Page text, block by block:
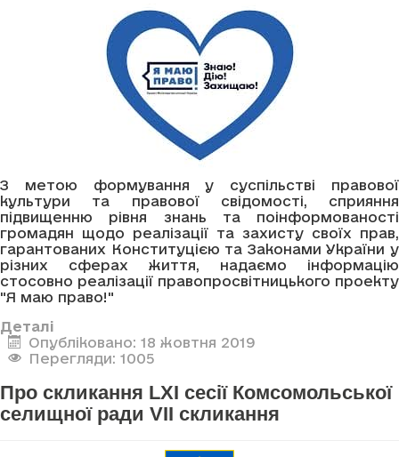
З метою формування у суспільстві правової
культури та правової свідомості, сприяння
підвищенню рівня знань та поінформованості
громадян щодо реалізації та захисту своїх прав,
гарантованих Конституцією та Законами України у
різних сферах життя, надаємо інформацію
стосовно реалізації правопросвітницького проекту
"Я маю право!"
Деталі
Опубліковано: 18 жовтня 2019
Перегляди: 1005
Про скликання LXI сесії Комсомольської
селищної ради VII скликання